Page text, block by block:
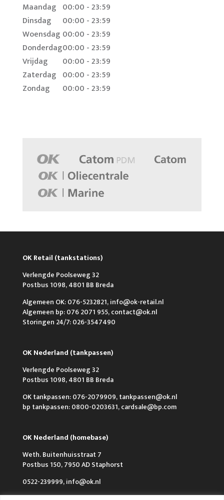
Maandag 00:00 - 23:59
Dinsdag
00:00 - 23:59
Woensdag 00:00 - 23:59
Donderdag00:00 - 23:59
Vrijdag
00:00 - 23:59
Zaterdag 00:00 - 23:59
Zondag
00:00 - 23:59
OK Retail (tankstations)
Verlengde Poolseweg 32
Postbus 1098, 4801 BB Breda
Algemeen OK: 076-5232821, info@ok-retail.nl
Algemeen bp: 076 2071 955, contact@ok.nl
Storingen 24/7: 026-3547490
OK Nederland (tankpassen)
Verlengde Poolseweg 32
Postbus 1098, 4801 BB Breda
OK tankpassen: 076-2079909, tankpassen@ok.nl
bp tankpassen: 0800-0203631, cardsale@bp.com
OK Nederland (homebase)
Weth. Buitenhuisstraat 7
Postbus 150, 7950 AD Staphorst
0522-239999, info@ok.nl